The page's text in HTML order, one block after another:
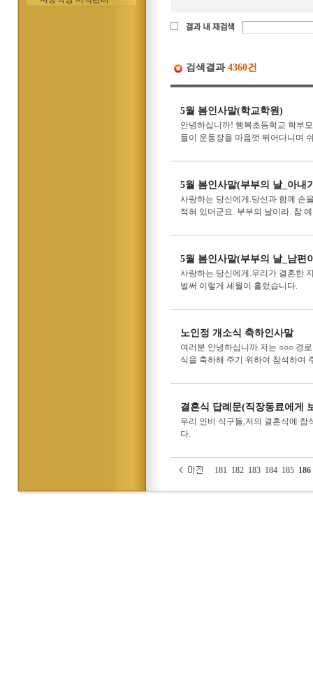
검색결과 4360건
5월 봄인사말(학교학원)
안녕하십니까! 행복초등학교 학부
들이 운동장을 마음껏 뛰어다니며
5월 봄인사말(부부의 날_아내
사랑하는 당신에게.당신과 함께 손
적혀 있더군요. 부부의 날이라. 참
5월 봄인사말(부부의 날_남편
사랑하는 당신에게.우리가 결혼한
벌써 이렇게 세월이 흘렀습니다.
노인정 개소식 축하인사말
여러분 안녕하십니까.저는 ○○○ 경
식을 축하해 주기 위하여 참석하여
결혼식 답례문(직장동료에게
우리 인비 식구들,저의 결혼식에
다.
181 182 183 184 185 186